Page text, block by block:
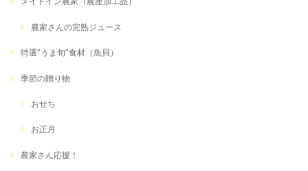
農家さんの完熟ジュース
特選”うま旬”食材（魚貝）
季節の贈り物
おせち
お正月
農家さん応援！